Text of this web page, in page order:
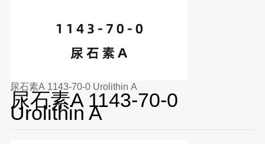
尿石素A 1143-70-0 Urolithin A
尿石素A 1143-70-0
Urolithin A